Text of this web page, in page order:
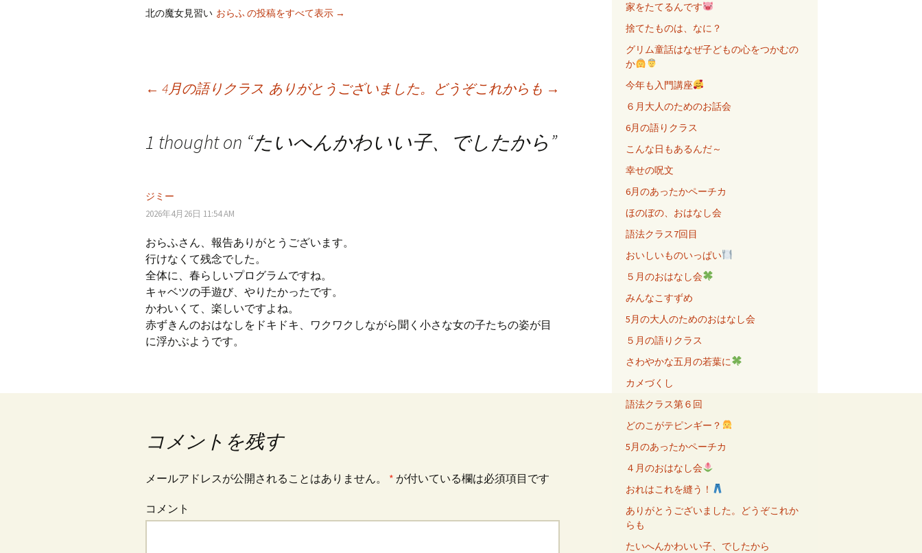
北の魔女見習い おらふ の投稿をすべて表示 →
← 4月の語りクラス ありがとうございました。どうぞこれからも →
1 thought on “たいへんかわいい子、でしたから”
ジミー
2026年4月26日 11:54 AM
おらふさん、報告ありがとうございます。
行けなくて残念でした。
全体に、春らしいプログラムですね。
キャベツの手遊び、やりたかったです。
かわいくて、楽しいですよね。
赤ずきんのおはなしをドキドキ、ワクワクしながら聞く小さな女の子たちの姿が目
に浮かぶようです。
コメントを残す
メールアドレスが公開されることはありません。 * が付いている欄は必須項目です
コメント
家をたてるんです
捨てたものは、なに？
グリム童話はなぜ子どもの心をつかむの
か
今年も入門講座
６月大人のためのお話会
6月の語りクラス
こんな日もあるんだ～
幸せの呪文
6月のあったかペーチカ
ほのぼの、おはなし会
語法クラス7回目
おいしいものいっぱい
５月のおはなし会
みんなこすずめ
5月の大人のためのおはなし会
５月の語りクラス
さわやかな五月の若葉に
カメづくし
語法クラス第６回
どのこがテピンギー？
5月のあったかペーチカ
４月のおはなし会
おれはこれを縫う！
ありがとうございました。どうぞこれか
らも
たいへんかわいい子、でしたから